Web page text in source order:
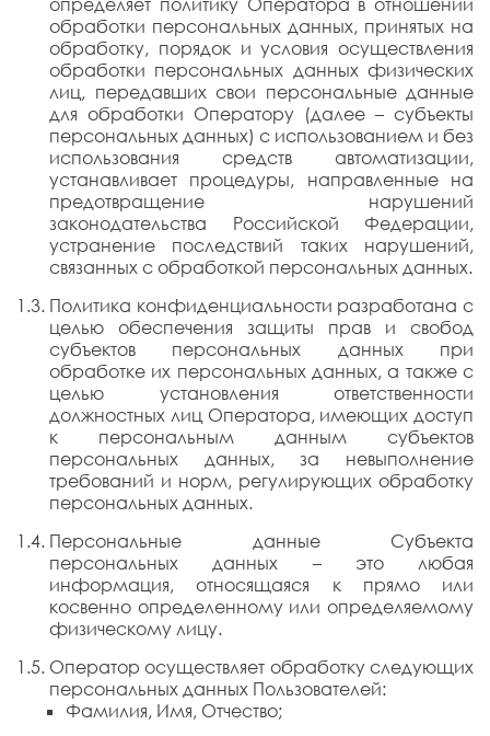
определяет политику Оператора в отношении
обработки персональных данных, принятых на
обработку, порядок и условия осуществления
обработки персональных данных физических
лиц, передавших свои персональные данные
для обработки Оператору (далее – субъекты
персональных данных) с использованием и без
использования средств автоматизации,
устанавливает процедуры, направленные на
предотвращение нарушений
законодательства Российской Федерации,
устранение последствий таких нарушений,
связанных с обработкой персональных данных.
Политика конфиденциальности разработана с
целью обеспечения защиты прав и свобод
субъектов персональных данных при
обработке их персональных данных, а также с
целью установления ответственности
должностных лиц Оператора, имеющих доступ
к персональным данным субъектов
персональных данных, за невыполнение
требований и норм, регулирующих обработку
персональных данных.
Персональные данные Субъекта
персональных данных – это любая
информация, относящаяся к прямо или
косвенно определенному или определяемому
физическому лицу.
Оператор осуществляет обработку следующих
персональных данных Пользователей:
Фамилия, Имя, Отчество;